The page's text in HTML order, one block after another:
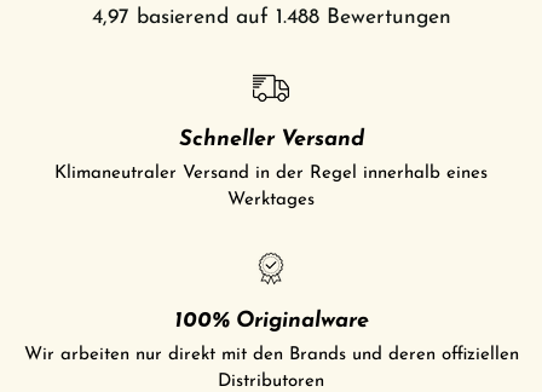
4,97 basierend auf 1.488Bewertungen
Schneller Versand
Klimaneutraler Versand in der Regel innerhalb eines
Werktages
100% Originalware
Wir arbeiten nur direkt mit den Brands und deren offiziellen
Distributoren